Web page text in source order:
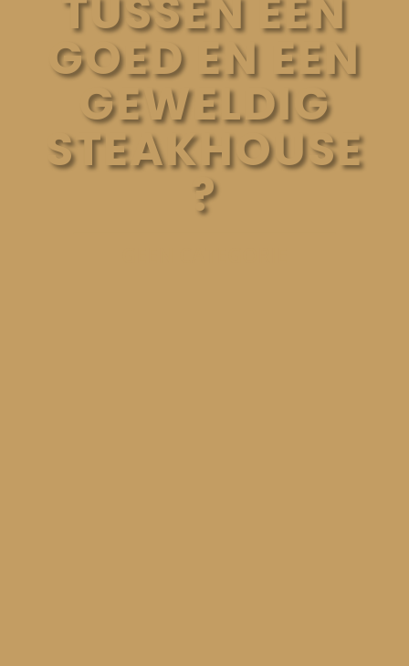
TUSSEN EEN
GOED EN EEN
GEWELDIG
STEAKHOUSE
?